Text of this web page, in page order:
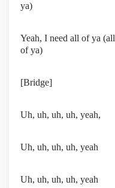
ya)
Yeah, I need all of ya (all
of ya)
[Bridge]
Uh, uh, uh, uh, yeah,
Uh, uh, uh, uh, yeah
Uh, uh, uh, uh, yeah